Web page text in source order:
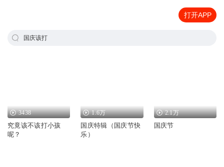
打开APP
国庆该打
3438
究竟该不该打小孩
呢？
1.6万
国庆特辑（国庆节快
乐）
2.1万
国庆节